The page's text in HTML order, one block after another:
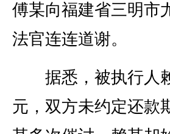
傅某向福建省三明市
法官连连道谢。
据悉，被执行人
元，双方未约定还款